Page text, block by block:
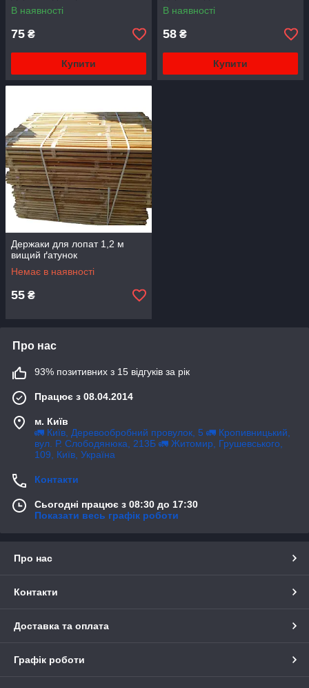
В наявності
75 ₴
Купити
В наявності
58 ₴
Купити
Держаки для лопат 1,2 м
вищий ґатунок
Немає в наявності
55 ₴
Про нас
93% позитивних з 15 відгуків за рік
Працює з 08.04.2014
м. Київ
🚛 Київ, Деревообробний провулок, 5 🚛 Кропивницький,
вул. Р. Слободянюка, 213Б 🚛 Житомир, Грушевського,
109, Київ, Україна
Контакти
Сьогодні працює з 08:30 до 17:30
Показати весь графік роботи
Про нас
Контакти
Доставка та оплата
Графік роботи